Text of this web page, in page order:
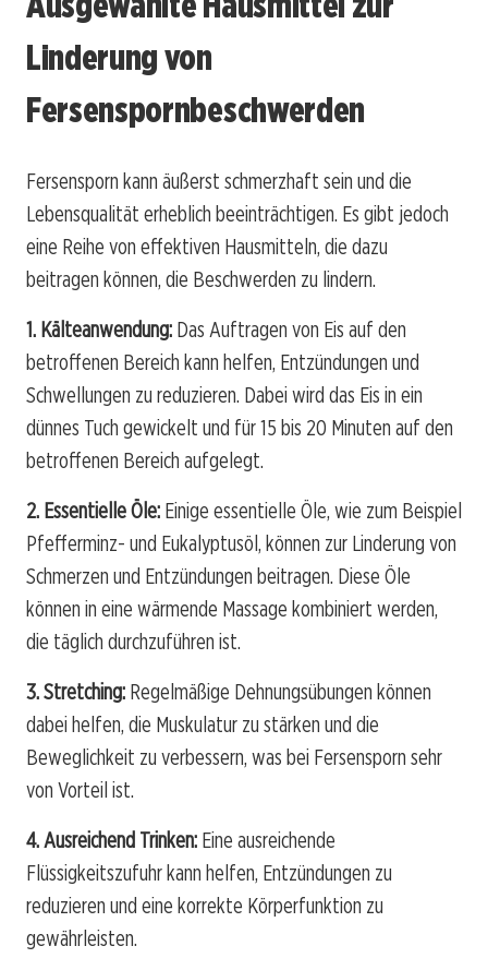
Linderung von
Fersenspornbeschwerden
Fersensporn kann äußerst schmerzhaft sein und die
Lebensqualität erheblich beeinträchtigen. Es gibt jedoch
eine Reihe von effektiven Hausmitteln, die dazu
beitragen können, die Beschwerden zu lindern.
1. Kälteanwendung: Das Auftragen von Eis auf den
betroffenen Bereich kann helfen, Entzündungen und
Schwellungen zu reduzieren. Dabei wird das Eis in ein
dünnes Tuch gewickelt und für 15 bis 20 Minuten auf den
betroffenen Bereich aufgelegt.
2. Essentielle Öle: Einige essentielle Öle, wie zum Beispiel
Pfefferminz- und Eukalyptusöl, können zur Linderung von
Schmerzen und Entzündungen beitragen. Diese Öle
können in eine wärmende Massage kombiniert werden,
die täglich durchzuführen ist.
3. Stretching: Regelmäßige Dehnungsübungen können
dabei helfen, die Muskulatur zu stärken und die
Beweglichkeit zu verbessern, was bei Fersensporn sehr
von Vorteil ist.
4. Ausreichend Trinken: Eine ausreichende
Flüssigkeitszufuhr kann helfen, Entzündungen zu
reduzieren und eine korrekte Körperfunktion zu
gewährleisten.